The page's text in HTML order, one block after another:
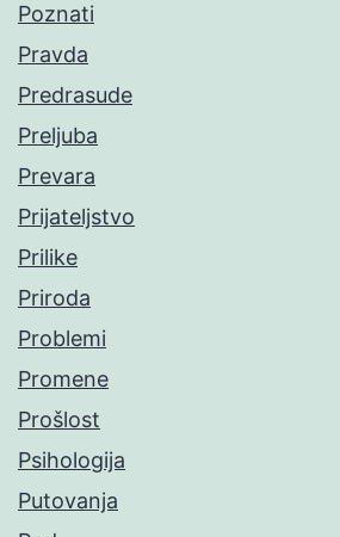
Poznati
Pravda
Predrasude
Preljuba
Prevara
Prijateljstvo
Prilike
Priroda
Problemi
Promene
Prošlost
Psihologija
Putovanja